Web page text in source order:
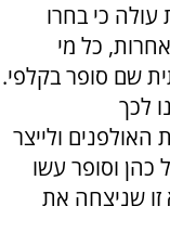
כי בחרו
אחרות, כל מי
שם סופר בקלפי.
לכך
ולייצר
כהן וסופר עשו
שניצחה את